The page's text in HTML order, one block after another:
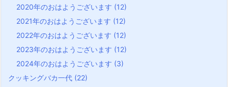
2020年のおはようございます (12)
2021年のおはようございます (12)
2022年のおはようございます (12)
2023年のおはようございます (12)
2024年のおはようございます (3)
クッキングバカ一代 (22)